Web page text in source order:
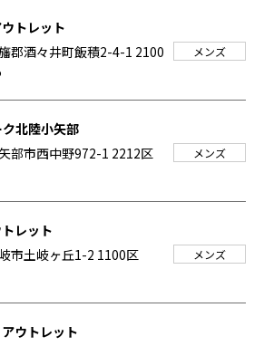
トレット
郡酒々井町飯積2-4-1 2100
メンズ
北陸小矢部
部市西中野972-1 2212区
メンズ
レット
市土岐ヶ丘1-2 1100区
メンズ
ウトレット